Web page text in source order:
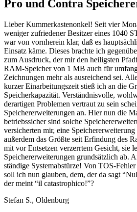
Pro und Contra
Lieber Kummerkastenonkel! Seit vier
weniger zufriedener Besitzer eines 1040
war von vornherein klar, daß es
Einsatz käme. Dieses brachte ich
zum Ausdruck, der mir den heiligsten
RAM-Speicher von 1 MB auch für
Zeichnungen mehr als ausreichend sei.
kurzer Einarbeitungszeit stieß ich an die
Speicherkapazität. Verständnisvolle,
derartigen Problemen vertraut zu sein
Speichererweiterungen an. Hier nun die
betriebssicher sind solche
versicherten mir, eine
außerdem das Größte seit Erfindung des
mit vor Entsetzen verzerrtem Gesicht, sie
Speichererweiterungen grundsätzlich ab.
ständige Systemabstürze! Von TOS-
soll ich nun glauben, dem, der da sagt
der meint “il catastrophico!”?
Stefan S., Oldenburg